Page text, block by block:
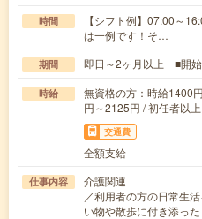
時間
【シフト例】07:00～
は一例です！そ…
期間 即日～2ヶ月以上 ■開始
時給
無資格の方：時給1400
円～2125円 / 初任者以
交通費
全額支給
仕事内容
介護関連
／利用者の方の日常生
い物や散歩に付き添っ